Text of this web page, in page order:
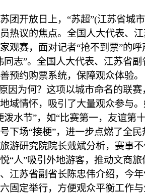
开放日上，“苏超”(江苏省城
热议的焦点。全国人大代表、
观赛，面对记者“抢不到票”的呼
同志”。全国人大代表、江苏省
预约购票系统，保障观众体验。
为何？这项以城市命名的联赛
域情怀，吸引了大量观众参与
泼水节”，如“比赛第一，友谊第
下场“接梗”，进一步点燃了全民
游研究院院长戴斌分析，赛事不
“人”吸引外地游客，推动文商旅
江苏省副省长陈忠伟介绍，今年
固定举行，方便观众平衡工作